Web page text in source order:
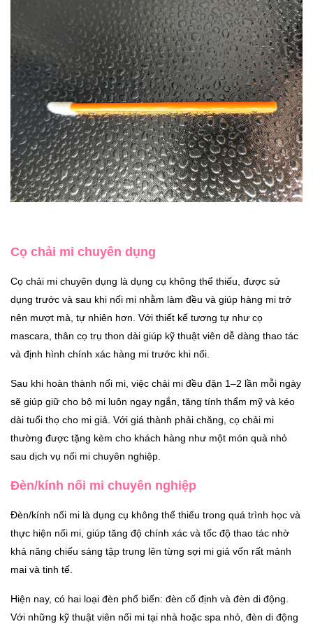
Cọ chải mi chuyên dụng
Cọ chải mi chuyên dụng là dụng cụ không thể thiếu, được sử
dụng trước và sau khi nối mi nhằm làm đều và giúp hàng mi trở
nên mượt mà, tự nhiên hơn. Với thiết kế tương tự như cọ
mascara, thân cọ trụ thon dài giúp kỹ thuật viên dễ dàng thao tác
và định hình chính xác hàng mi trước khi nối.
Sau khi hoàn thành nối mi, việc chải mi đều đặn 1–2 lần mỗi ngày
sẽ giúp giữ cho bộ mi luôn ngay ngắn, tăng tính thẩm mỹ và kéo
dài tuổi thọ cho mi giả. Với giá thành phải chăng, cọ chải mi
thường được tặng kèm cho khách hàng như một món quà nhỏ
sau dịch vụ nối mi chuyên nghiệp.
Đèn/kính nối mi chuyên nghiệp
Đèn/kính nối mi là dụng cụ không thể thiếu trong quá trình học và
thực hiện nối mi, giúp tăng độ chính xác và tốc độ thao tác nhờ
khả năng chiếu sáng tập trung lên từng sợi mi giả vốn rất mảnh
mai và tinh tế.
Hiện nay, có hai loại đèn phổ biến: đèn cố định và đèn di động.
Với những kỹ thuật viên nối mi tại nhà hoặc spa nhỏ, đèn di động